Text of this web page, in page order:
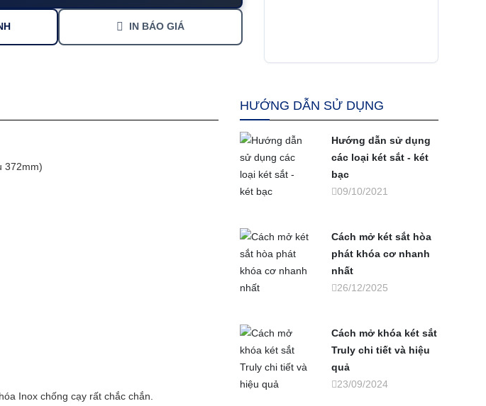
IN BÁO GIÁ
372mm)
Inox chống cạy rất chắc chắn.
HƯỚNG DẪN SỬ DỤNG
Hướng dẫn sử dụng
các loại két sắt - két
bạc
09/10/2021
Cách mở két sắt hòa
phát khóa cơ nhanh
nhất
26/12/2025
Cách mở khóa két sắt
Truly chi tiết và hiệu
quả
23/09/2024